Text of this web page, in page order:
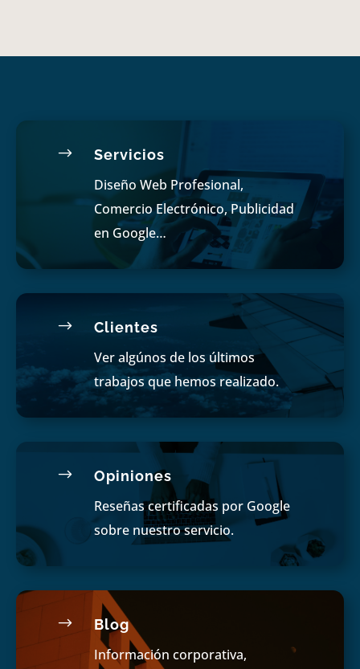
$ Servicios
Diseño Web Profesional,
Comercio Electrónico, Publicidad
en Google…
$ Clientes
Ver algúnos de los últimos
trabajos que hemos realizado.
$ Opiniones
Reseñas certificadas por Google
sobre nuestro servicio.
$ Blog
Información corporativa,